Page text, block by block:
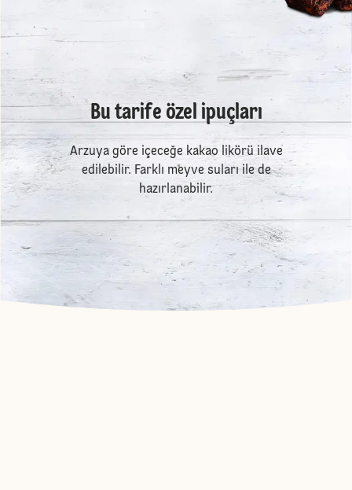
Bu tarife özel ipuçları
Arzuya göre içeceğe kakao likörü ilave
edilebilir. Farklı meyve suları ile de
hazırlanabilir.